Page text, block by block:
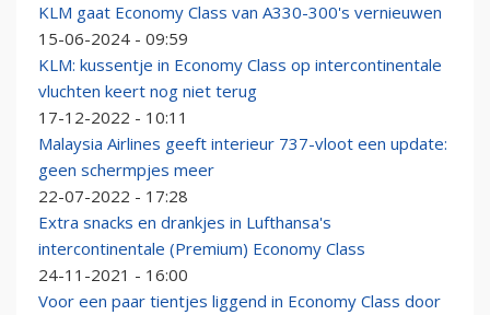
KLM gaat Economy Class van A330-300's vernieuwen
15-06-2024 - 09:59
KLM: kussentje in Economy Class op intercontinentale
vluchten keert nog niet terug
17-12-2022 - 10:11
Malaysia Airlines geeft interieur 737-vloot een update:
geen schermpjes meer
22-07-2022 - 17:28
Extra snacks en drankjes in Lufthansa's
intercontinentale (Premium) Economy Class
24-11-2021 - 16:00
Voor een paar tientjes liggend in Economy Class door